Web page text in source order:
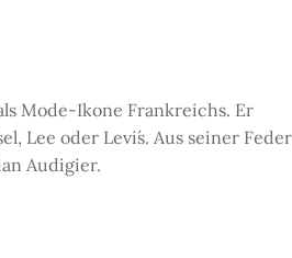
Mode-Ikone Frankreichs. Er
Lee oder Levi´s. Aus seiner Feder
Audigier.